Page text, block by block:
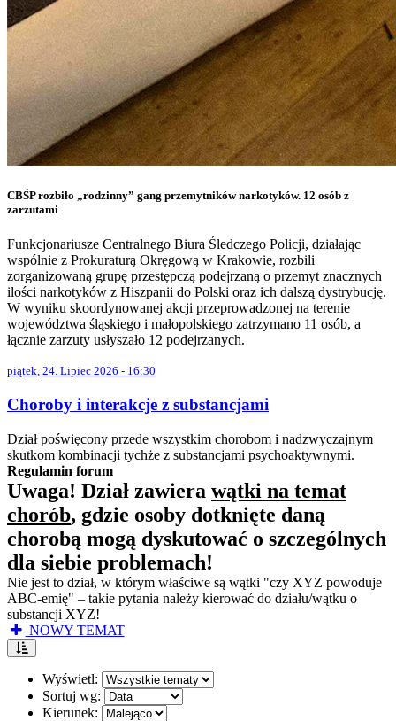
CBŚP rozbiło „rodzinny” gang przemytników narkotyków. 12 osób z
zarzutami
Funkcjonariusze Centralnego Biura Śledczego Policji, działając
wspólnie z Prokuraturą Okręgową w Krakowie, rozbili
zorganizowaną grupę przestępczą podejrzaną o przemyt znacznych
ilości narkotyków z Hiszpanii do Polski oraz ich dalszą dystrybucję.
W wyniku skoordynowanej akcji przeprowadzonej na terenie
województwa śląskiego i małopolskiego zatrzymano 11 osób, a
łącznie zarzuty usłyszało 12 podejrzanych.
piątek, 24. Lipiec 2026 - 16:30
Choroby i interakcje z substancjami
Dział poświęcony przede wszystkim chorobom i nadzwyczajnym
skutkom kombinacji tychże z substancjami psychoaktywnymi.
Regulamin forum
Uwaga! Dział zawiera wątki na temat
chorób, gdzie osoby dotknięte daną
chorobą mogą dyskutować o szczególnych
dla siebie problemach!
Nie jest to dział, w którym właściwe są wątki "czy XYZ powoduje
ABC-emię" – takie pytania należy kierować do działu/wątku o
substancji XYZ!
NOWY TEMAT
Wyświetl:
Sortuj wg:
Kierunek: